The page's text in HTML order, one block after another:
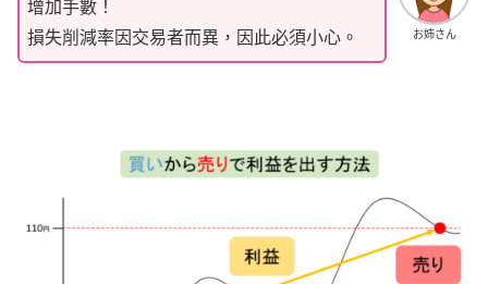
お姉さん
增加手數！
損失削減率因交易者而異，因此必須小心。